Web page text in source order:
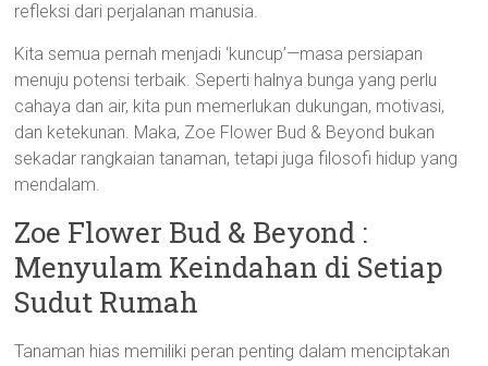
refleksi dari perjalanan manusia.
Kita semua pernah menjadi ‘kuncup’—masa persiapan
menuju potensi terbaik. Seperti halnya bunga yang perlu
cahaya dan air, kita pun memerlukan dukungan, motivasi,
dan ketekunan. Maka, Zoe Flower Bud & Beyond bukan
sekadar rangkaian tanaman, tetapi juga filosofi hidup yang
mendalam.
Zoe Flower Bud & Beyond :
Menyulam Keindahan di Setiap
Sudut Rumah
Tanaman hias memiliki peran penting dalam menciptakan